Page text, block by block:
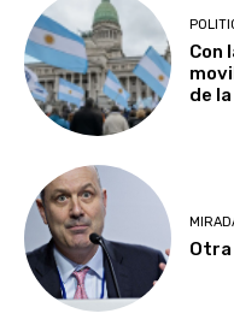
Con
de